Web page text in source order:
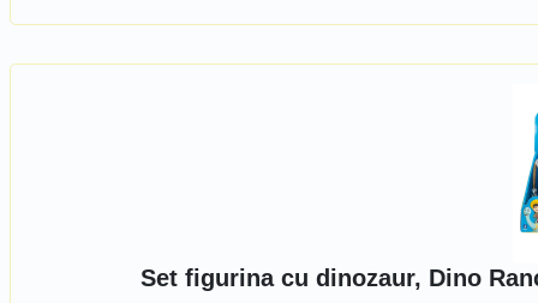
Set figurina cu dinozaur, Dino